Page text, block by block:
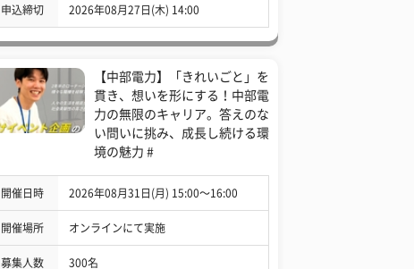
申込締切 2026年08月27日(木) 14:00
【中部電力】「きれいごと」を
貫き、想いを形にする！中部電
力の無限のキャリア。答えのな
い問いに挑み、成長し続ける環
境の魅力 #
開催日時 2026年08月31日(月) 15:00〜16:00
開催場所 オンラインにて実施
募集人数 300名